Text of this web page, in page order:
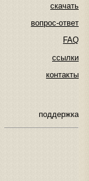
скачать
вопрос-ответ
FAQ
ссылки
контакты
поддержка